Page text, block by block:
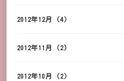
2012年12月 (4)
2012年11月 (2)
2012年10月 (2)